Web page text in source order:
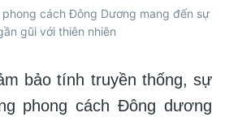
cách Đông Dương mang đến sự
gũi với thiên nhiên
bảo tính truyền thống, sự
phong cách Đông dương